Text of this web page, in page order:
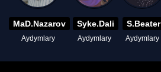
MaD.Nazarov
Aydymlary
Syke.Dali
Aydymlary
S.Beater
Aydymlary